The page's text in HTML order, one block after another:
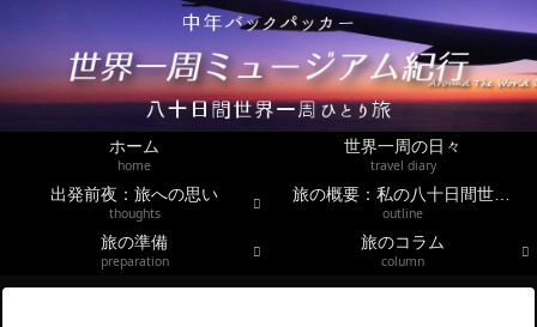
ホーム
home
世界一周の日々
travel diary
出発前夜：旅への思い
thoughts
旅の概要：私の八十日間世界一周
outline
旅の準備
preparation
旅のコラム
column